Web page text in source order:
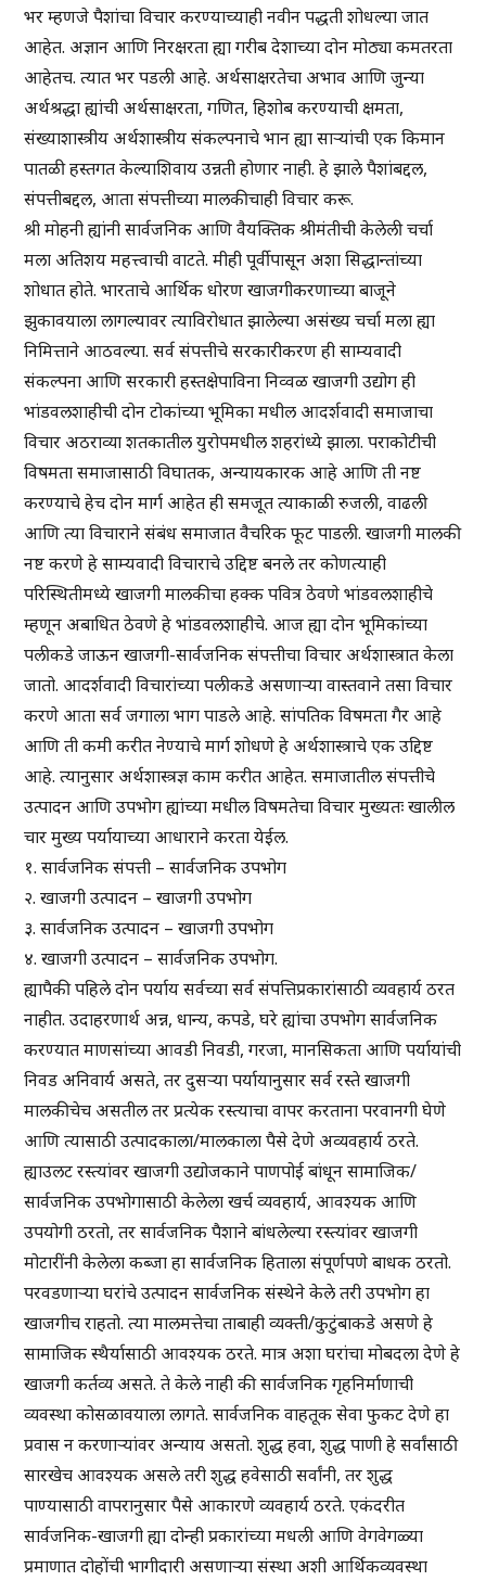
भर म्हणजे पैशांचा विचार करण्याच्याही नवीन पद्धती शोधल्या जात
आहेत. अज्ञान आणि निरक्षरता ह्या गरीब देशाच्या दोन मोठ्या कमतरता
आहेतच. त्यात भर पडली आहे. अर्थसाक्षरतेचा अभाव आणि जुन्या
अर्थश्रद्धा ह्यांची अर्थसाक्षरता, गणित, हिशोब करण्याची क्षमता,
संख्याशास्त्रीय अर्थशास्त्रीय संकल्पनाचे भान ह्या साऱ्यांची एक किमान
पातळी हस्तगत केल्याशिवाय उन्नती होणार नाही. हे झाले पैशांबद्दल,
संपत्तीबद्दल, आता संपत्तीच्या मालकीचाही विचार करू.
श्री मोहनी ह्यांनी सार्वजनिक आणि वैयक्तिक श्रीमंतीची केलेली चर्चा
मला अतिशय महत्त्वाची वाटते. मीही पूर्वीपासून अशा सिद्धान्तांच्या
शोधात होते. भारताचे आर्थिक धोरण खाजगीकरणाच्या बाजूने
झुकावयाला लागल्यावर त्याविरोधात झालेल्या असंख्य चर्चा मला ह्या
निमित्ताने आठवल्या. सर्व संपत्तीचे सरकारीकरण ही साम्यवादी
संकल्पना आणि सरकारी हस्तक्षेपाविना निव्वळ खाजगी उद्योग ही
भांडवलशाहीची दोन टोकांच्या भूमिका मधील आदर्शवादी समाजाचा
विचार अठराव्या शतकातील युरोपमधील शहरांध्ये झाला. पराकोटीची
विषमता समाजासाठी विघातक, अन्यायकारक आहे आणि ती नष्ट
करण्याचे हेच दोन मार्ग आहेत ही समजूत त्याकाळी रुजली, वाढली
आणि त्या विचाराने संबंध समाजात वैचरिक फूट पाडली. खाजगी मालकी
नष्ट करणे हे साम्यवादी विचाराचे उद्दिष्ट बनले तर कोणत्याही
परिस्थितीमध्ये खाजगी मालकीचा हक्क पवित्र ठेवणे भांडवलशाहीचे
म्हणून अबाधित ठेवणे हे भांडवलशाहीचे. आज ह्या दोन भूमिकांच्या
पलीकडे जाऊन खाजगी-सार्वजनिक संपत्तीचा विचार अर्थशास्त्रात केला
जातो. आदर्शवादी विचारांच्या पलीकडे असणाऱ्या वास्तवाने तसा विचार
करणे आता सर्व जगाला भाग पाडले आहे. सांपतिक विषमता गैर आहे
आणि ती कमी करीत नेण्याचे मार्ग शोधणे हे अर्थशास्त्राचे एक उद्दिष्ट
आहे. त्यानुसार अर्थशास्त्रज्ञ काम करीत आहेत. समाजातील संपत्तीचे
उत्पादन आणि उपभोग ह्यांच्या मधील विषमतेचा विचार मुख्यतः खालील
चार मुख्य पर्यायाच्या आधाराने करता येईल.
१. सार्वजनिक संपत्ती – सार्वजनिक उपभोग
२. खाजगी उत्पादन – खाजगी उपभोग
३. सार्वजनिक उत्पादन – खाजगी उपभोग
४. खाजगी उत्पादन – सार्वजनिक उपभोग.
ह्यापैकी पहिले दोन पर्याय सर्वच्या सर्व संपत्तिप्रकारांसाठी व्यवहार्य ठरत
नाहीत. उदाहरणार्थ अन्न, धान्य, कपडे, घरे ह्यांचा उपभोग सार्वजनिक
करण्यात माणसांच्या आवडी निवडी, गरजा, मानसिकता आणि पर्यायांची
निवड अनिवार्य असते, तर दुसऱ्या पर्यायानुसार सर्व रस्ते खाजगी
मालकीचेच असतील तर प्रत्येक रस्त्याचा वापर करताना परवानगी घेणे
आणि त्यासाठी उत्पादकाला/मालकाला पैसे देणे अव्यवहार्य ठरते.
ह्याउलट रस्त्यांवर खाजगी उद्योजकाने पाणपोई बांधून सामाजिक/
सार्वजनिक उपभोगासाठी केलेला खर्च व्यवहार्य, आवश्यक आणि
उपयोगी ठरतो, तर सार्वजनिक पैशाने बांधलेल्या रस्त्यांवर खाजगी
मोटारींनी केलेला कब्जा हा सार्वजनिक हिताला संपूर्णपणे बाधक ठरतो.
परवडणाऱ्या घरांचे उत्पादन सार्वजनिक संस्थेने केले तरी उपभोग हा
खाजगीच राहतो. त्या मालमत्तेचा ताबाही व्यक्ती/कुटुंबाकडे असणे हे
सामाजिक स्थैर्यासाठी आवश्यक ठरते. मात्र अशा घरांचा मोबदला देणे हे
खाजगी कर्तव्य असते. ते केले नाही की सार्वजनिक गृहनिर्माणाची
व्यवस्था कोसळावयाला लागते. सार्वजनिक वाहतूक सेवा फुकट देणे हा
प्रवास न करणाऱ्यांवर अन्याय असतो. शुद्ध हवा, शुद्ध पाणी हे सर्वांसाठी
सारखेच आवश्यक असले तरी शुद्ध हवेसाठी सर्वांनी, तर शुद्ध
पाण्यासाठी वापरानुसार पैसे आकारणे व्यवहार्य ठरते. एकंदरीत
सार्वजनिक-खाजगी ह्या दोन्ही प्रकारांच्या मधली आणि वेगवेगळ्या
प्रमाणात दोहोंची भागीदारी असणाऱ्या संस्था अशी आर्थिकव्यवस्था